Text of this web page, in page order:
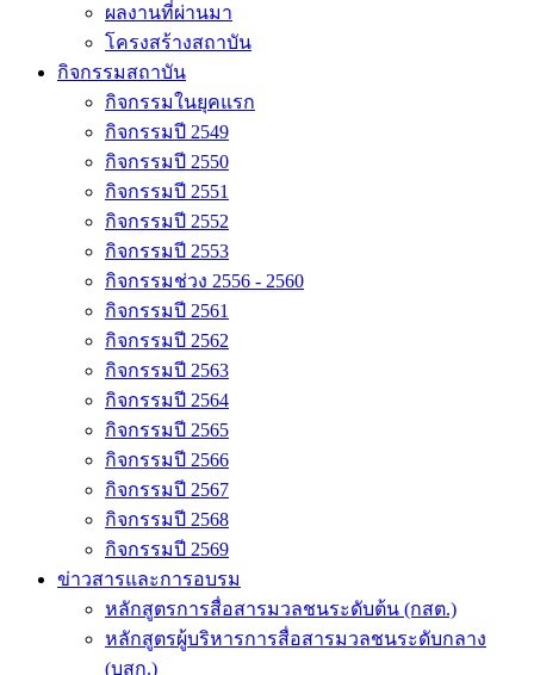
ผลงานที่ผ่านมา
โครงสร้างสถาบัน
กิจกรรมสถาบัน
กิจกรรมในยุคแรก
กิจกรรมปี 2549
กิจกรรมปี 2550
กิจกรรมปี 2551
กิจกรรมปี 2552
กิจกรรมปี 2553
กิจกรรมช่วง 2556 - 2560
กิจกรรมปี 2561
กิจกรรมปี 2562
กิจกรรมปี 2563
กิจกรรมปี 2564
กิจกรรมปี 2565
กิจกรรมปี 2566
กิจกรรมปี 2567
กิจกรรมปี 2568
กิจกรรมปี 2569
ข่าวสารและการอบรม
หลักสูตรการสื่อสารมวลชนระดับต้น (กสต.)
หลักสูตรผู้บริหารการสื่อสารมวลชนระดับกลาง
(บสก.)